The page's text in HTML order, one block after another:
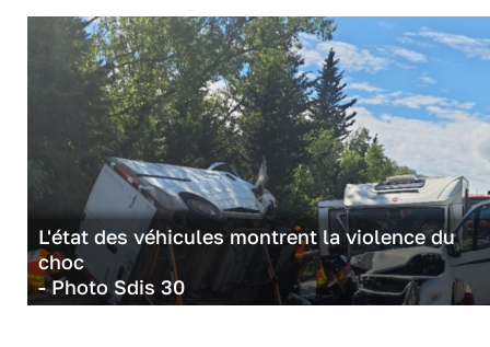
L'état des véhicules montrent la violence du
choc
- Photo Sdis 30